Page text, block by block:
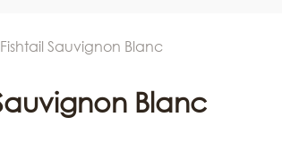
Sauvignon Blanc
Blanc